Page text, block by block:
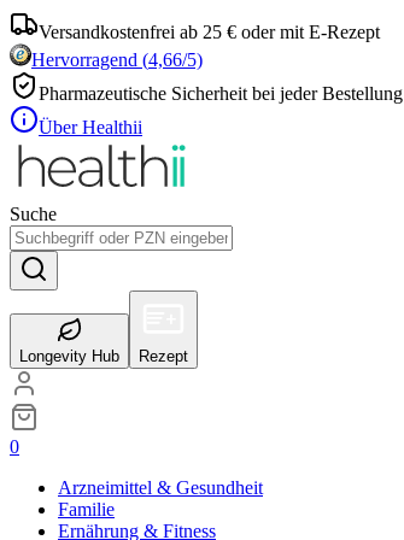
Versandkostenfrei ab 25 € oder mit E-Rezept
Hervorragend (4,66/5)
Pharmazeutische Sicherheit bei jeder Bestellung
Über Healthii
Suche
Longevity Hub Rezept
0
Arzneimittel & Gesundheit
Familie
Ernährung & Fitness